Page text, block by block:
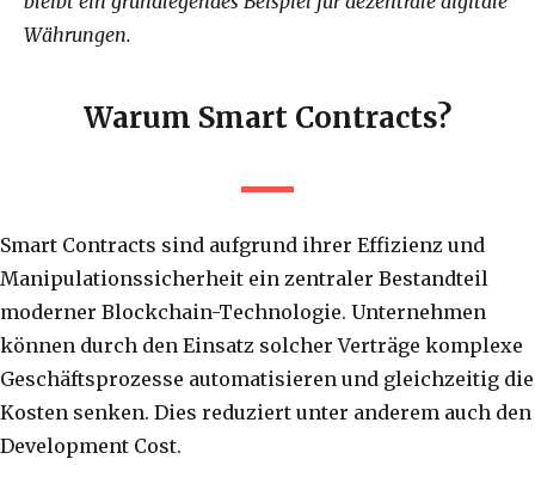
Währungen.
Warum Smart Contracts?
Smart Contracts sind aufgrund ihrer Effizienz und
Manipulationssicherheit ein zentraler Bestandteil
moderner Blockchain-Technologie. Unternehmen
können durch den Einsatz solcher Verträge komplexe
Geschäftsprozesse automatisieren und gleichzeitig die
Kosten senken. Dies reduziert unter anderem auch den
Development Cost.